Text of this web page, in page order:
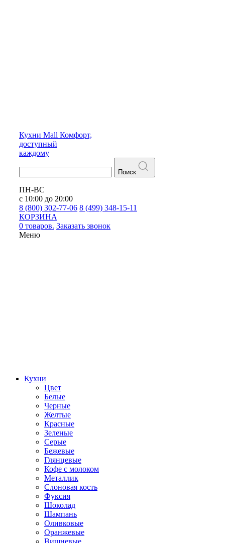
Кухни Mall Комфорт,
доступный
каждому
Поиск
ПН-ВС
с 10:00 до 20:00
8 (800) 302-77-06 8 (499) 348-15-11
КОРЗИНА
0 товаров. Заказать звонок
Меню
Кухни
Цвет
Белые
Черные
Желтые
Красные
Зеленые
Серые
Бежевые
Глянцевые
Кофе с молоком
Металлик
Слоновая кость
Фуксия
Шоколад
Шампань
Оливковые
Оранжевые
Вишневые